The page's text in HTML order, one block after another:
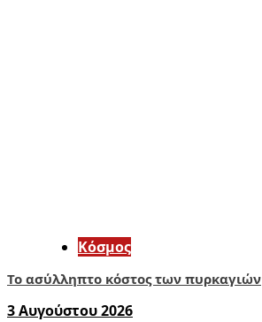
Κόσμος
Το ασύλληπτο κόστος των πυρκαγιών
3 Αυγούστου 2026